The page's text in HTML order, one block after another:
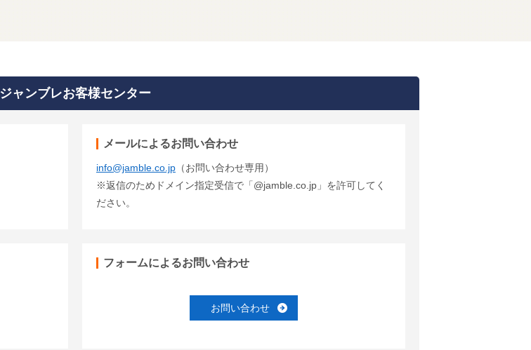
ジャンブレお客様センター
メールによるお問い合わせ
info@jamble.co.jp （お問い合わせ専用）
※返信のためドメイン指定受信で「@jamble.co.jp」を許可してく
ださい。
フォームによるお問い合わせ
お問い合わせ